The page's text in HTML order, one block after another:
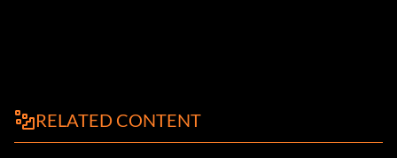
RELATED CONTENT